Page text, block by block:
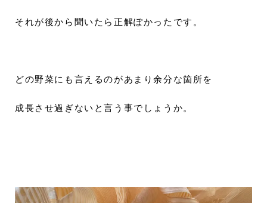
それが後から聞いたら正解ぽかったです。
どの野菜にも言えるのがあまり余分な箇所を
成長させ過ぎないと言う事でしょうか。